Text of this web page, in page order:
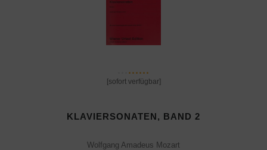
[sofort verfügbar]
KLAVIERSONATEN, BAND 2
Wolfgang Amadeus Mozart